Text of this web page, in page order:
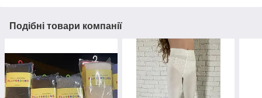
Подібні товари компанії